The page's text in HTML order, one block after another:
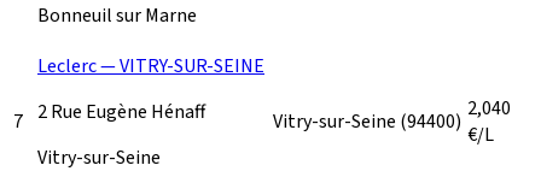
Bonneuil sur Marne
7
Leclerc — VITRY-SUR-SEINE
2 Rue Eugène Hénaff
Vitry-sur-Seine
Vitry-sur-Seine (94400) 2,040
€/L